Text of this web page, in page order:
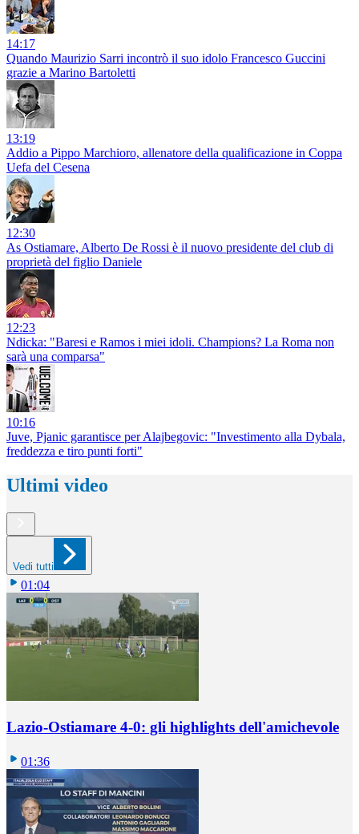
14:17
Quando Maurizio Sarri incontrò il suo idolo Francesco Guccini
grazie a Marino Bartoletti
13:19
Addio a Pippo Marchioro, allenatore della qualificazione in Coppa
Uefa del Cesena
12:30
As Ostiamare, Alberto De Rossi è il nuovo presidente del club di
proprietà del figlio Daniele
12:23
Ndicka: "Baresi e Ramos i miei idoli. Champions? La Roma non
sarà una comparsa"
10:16
Juve, Pjanic garantisce per Alajbegovic: "Investimento alla Dybala,
freddezza e tiro punti forti"
Ultimi video
Vedi tutti
01:04
Lazio-Ostiamare 4-0: gli highlights dell'amichevole
01:36